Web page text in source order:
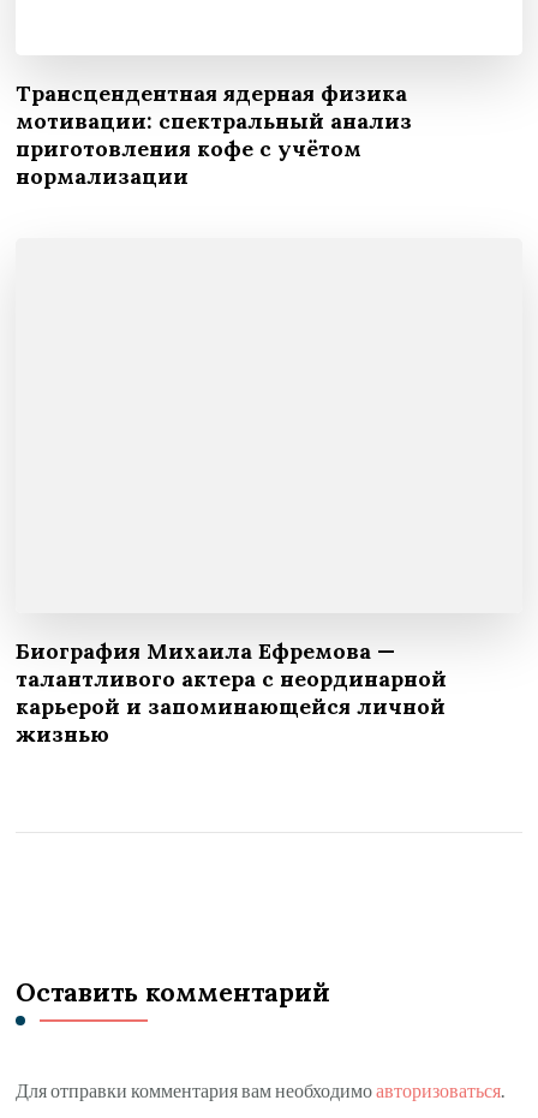
Трансцендентная ядерная физика
мотивации: спектральный анализ
приготовления кофе с учётом
нормализации
Биография Михаила Ефремова —
талантливого актера с неординарной
карьерой и запоминающейся личной
жизнью
Оставить комментарий
Для отправки комментария вам необходимоавторизоваться